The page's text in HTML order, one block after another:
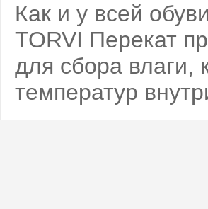
Как и у всей
TORVI Перекат
для сбора влаги,
температур